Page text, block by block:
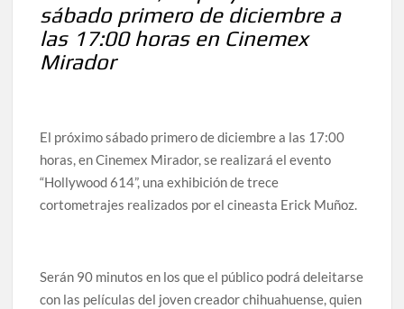
celebrarse en Delicias
Amplía Biblioteca Central “Carlos Montemayor”
sábado primero de diciembre a
las 17:00 horas en Cinemex
Mirador
El próximo sábado primero de diciembre a las 17:00
horas, en Cinemex Mirador, se realizará el evento
“Hollywood 614”, una exhibición de trece
cortometrajes realizados por el cineasta Erick Muñoz.
Serán 90 minutos en los que el público podrá deleitarse
con las películas del joven creador chihuahuense, quien